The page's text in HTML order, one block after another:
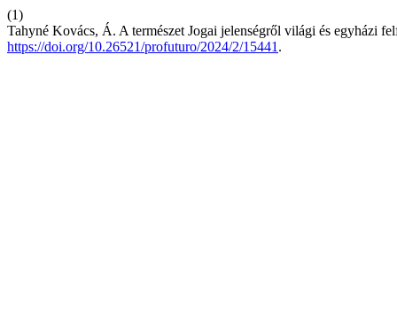
(1)
Tahyné Kovács, Á. A természet Jogai jelenségről világi és egyházi
https://doi.org/10.26521/profuturo/2024/2/15441 .